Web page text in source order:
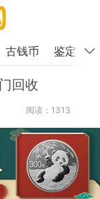
古钱币 鉴定
回收
阅读：1313